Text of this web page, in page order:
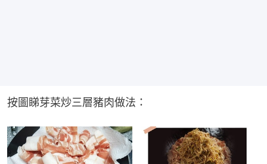
按圖睇芽菜炒三層豬肉做法：